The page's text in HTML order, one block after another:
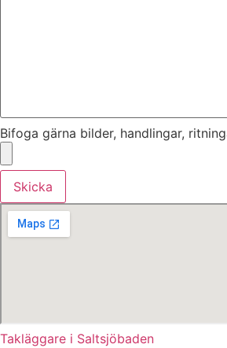
Bifoga gärna bilder, handlingar,
Skicka
Takläggare i Saltsjöbaden